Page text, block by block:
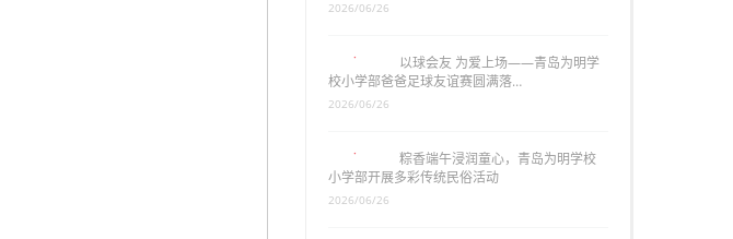
以球会友 为爱上场——青岛为明学
校小学部爸爸足球友谊赛圆满落…
粽香端午浸润童心，青岛为明学校
小学部开展多彩传统民俗活动
2026/06/26